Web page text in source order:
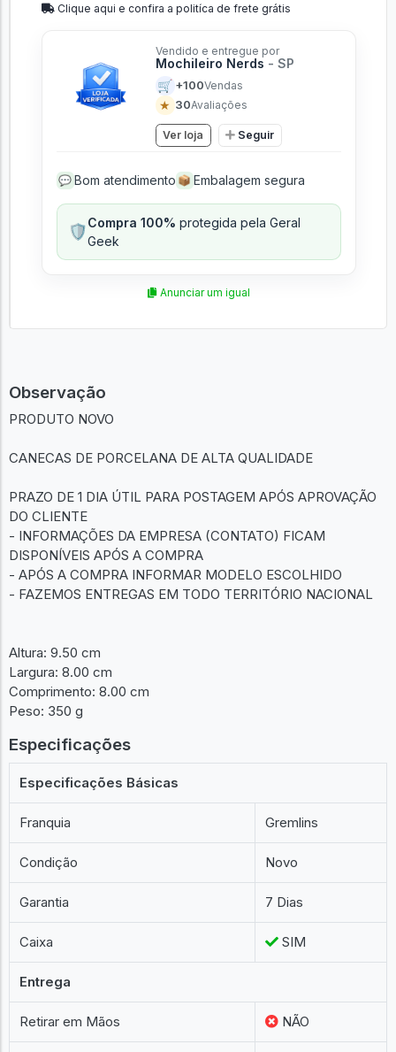
Clique aqui e confira a politíca de frete grátis
Vendido e entregue por
Mochileiro Nerds - SP
🛒 +100Vendas
★ 30Avaliações
Ver loja Seguir
💬 Bom atendimento 📦 Embalagem segura
🛡️Compra 100% protegida pela Geral
Geek
Anunciar um igual
Observação
PRODUTO NOVO
CANECAS DE PORCELANA DE ALTA QUALIDADE
PRAZO DE 1 DIA ÚTIL PARA POSTAGEM APÓS APROVAÇÃO
DO CLIENTE
- INFORMAÇÕES DA EMPRESA (CONTATO) FICAM
DISPONÍVEIS APÓS A COMPRA
- APÓS A COMPRA INFORMAR MODELO ESCOLHIDO
- FAZEMOS ENTREGAS EM TODO TERRITÓRIO NACIONAL
Altura: 9.50 cm
Largura: 8.00 cm
Comprimento: 8.00 cm
Peso: 350 g
Especificações
Especificações Básicas
Franquia Gremlins
Condição Novo
Garantia 7 Dias
Caixa SIM
Entrega
Retirar em Mãos NÃO